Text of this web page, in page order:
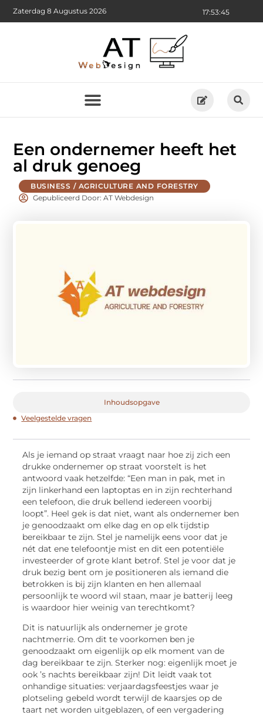
17:53:46
Zaterdag 8 Augustus 2026
Een ondernemer heeft het
al druk genoeg
BUSINESS / AGRICULTURE AND FORESTRY
Gepubliceerd Door: AT Webdesign
Inhoudsopgave
Veelgestelde vragen
Als je iemand op straat vraagt naar hoe zij zich een
drukke ondernemer op straat voorstelt is het
antwoord vaak hetzelfde: “Een man in pak, met in
zijn linkerhand een laptoptas en in zijn rechterhand
een telefoon, die druk bellend iedereen voorbij
loopt”. Heel gek is dat niet, want als ondernemer ben
je genoodzaakt om elke dag en op elk tijdstip
bereikbaar te zijn. Stel je namelijk eens voor dat je
nét dat ene telefoontje mist en dit een potentiële
investeerder of grote klant betrof. Stel je voor dat je
druk bezig bent om je positioneren als iemand die
betrokken is bij zijn klanten en hen allemaal
persoonlijk te woord wil staan, maar je batterij leeg
is waardoor hier weinig van terechtkomt?
Dit is natuurlijk als ondernemer je grote
nachtmerrie. Om dit te voorkomen ben je
genoodzaakt om eigenlijk op elk moment van de
dag bereikbaar te zijn. Sterker nog: eigenlijk moet je
ook ’s nachts bereikbaar zijn! Dit leidt vaak tot
onhandige situaties: verjaardagsfeestjes waar je
plotseling gebeld wordt terwijl de kaarsjes op de
taart net worden uitgeblazen, of een vergadering